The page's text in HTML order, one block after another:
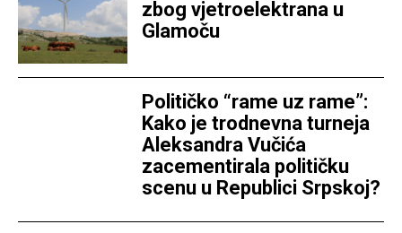
zbog vjetroelektrana u
Glamoču
Političko “rame uz rame”:
Kako je trodnevna turneja
Aleksandra Vučića
zacementirala političku
scenu u Republici Srpskoj?